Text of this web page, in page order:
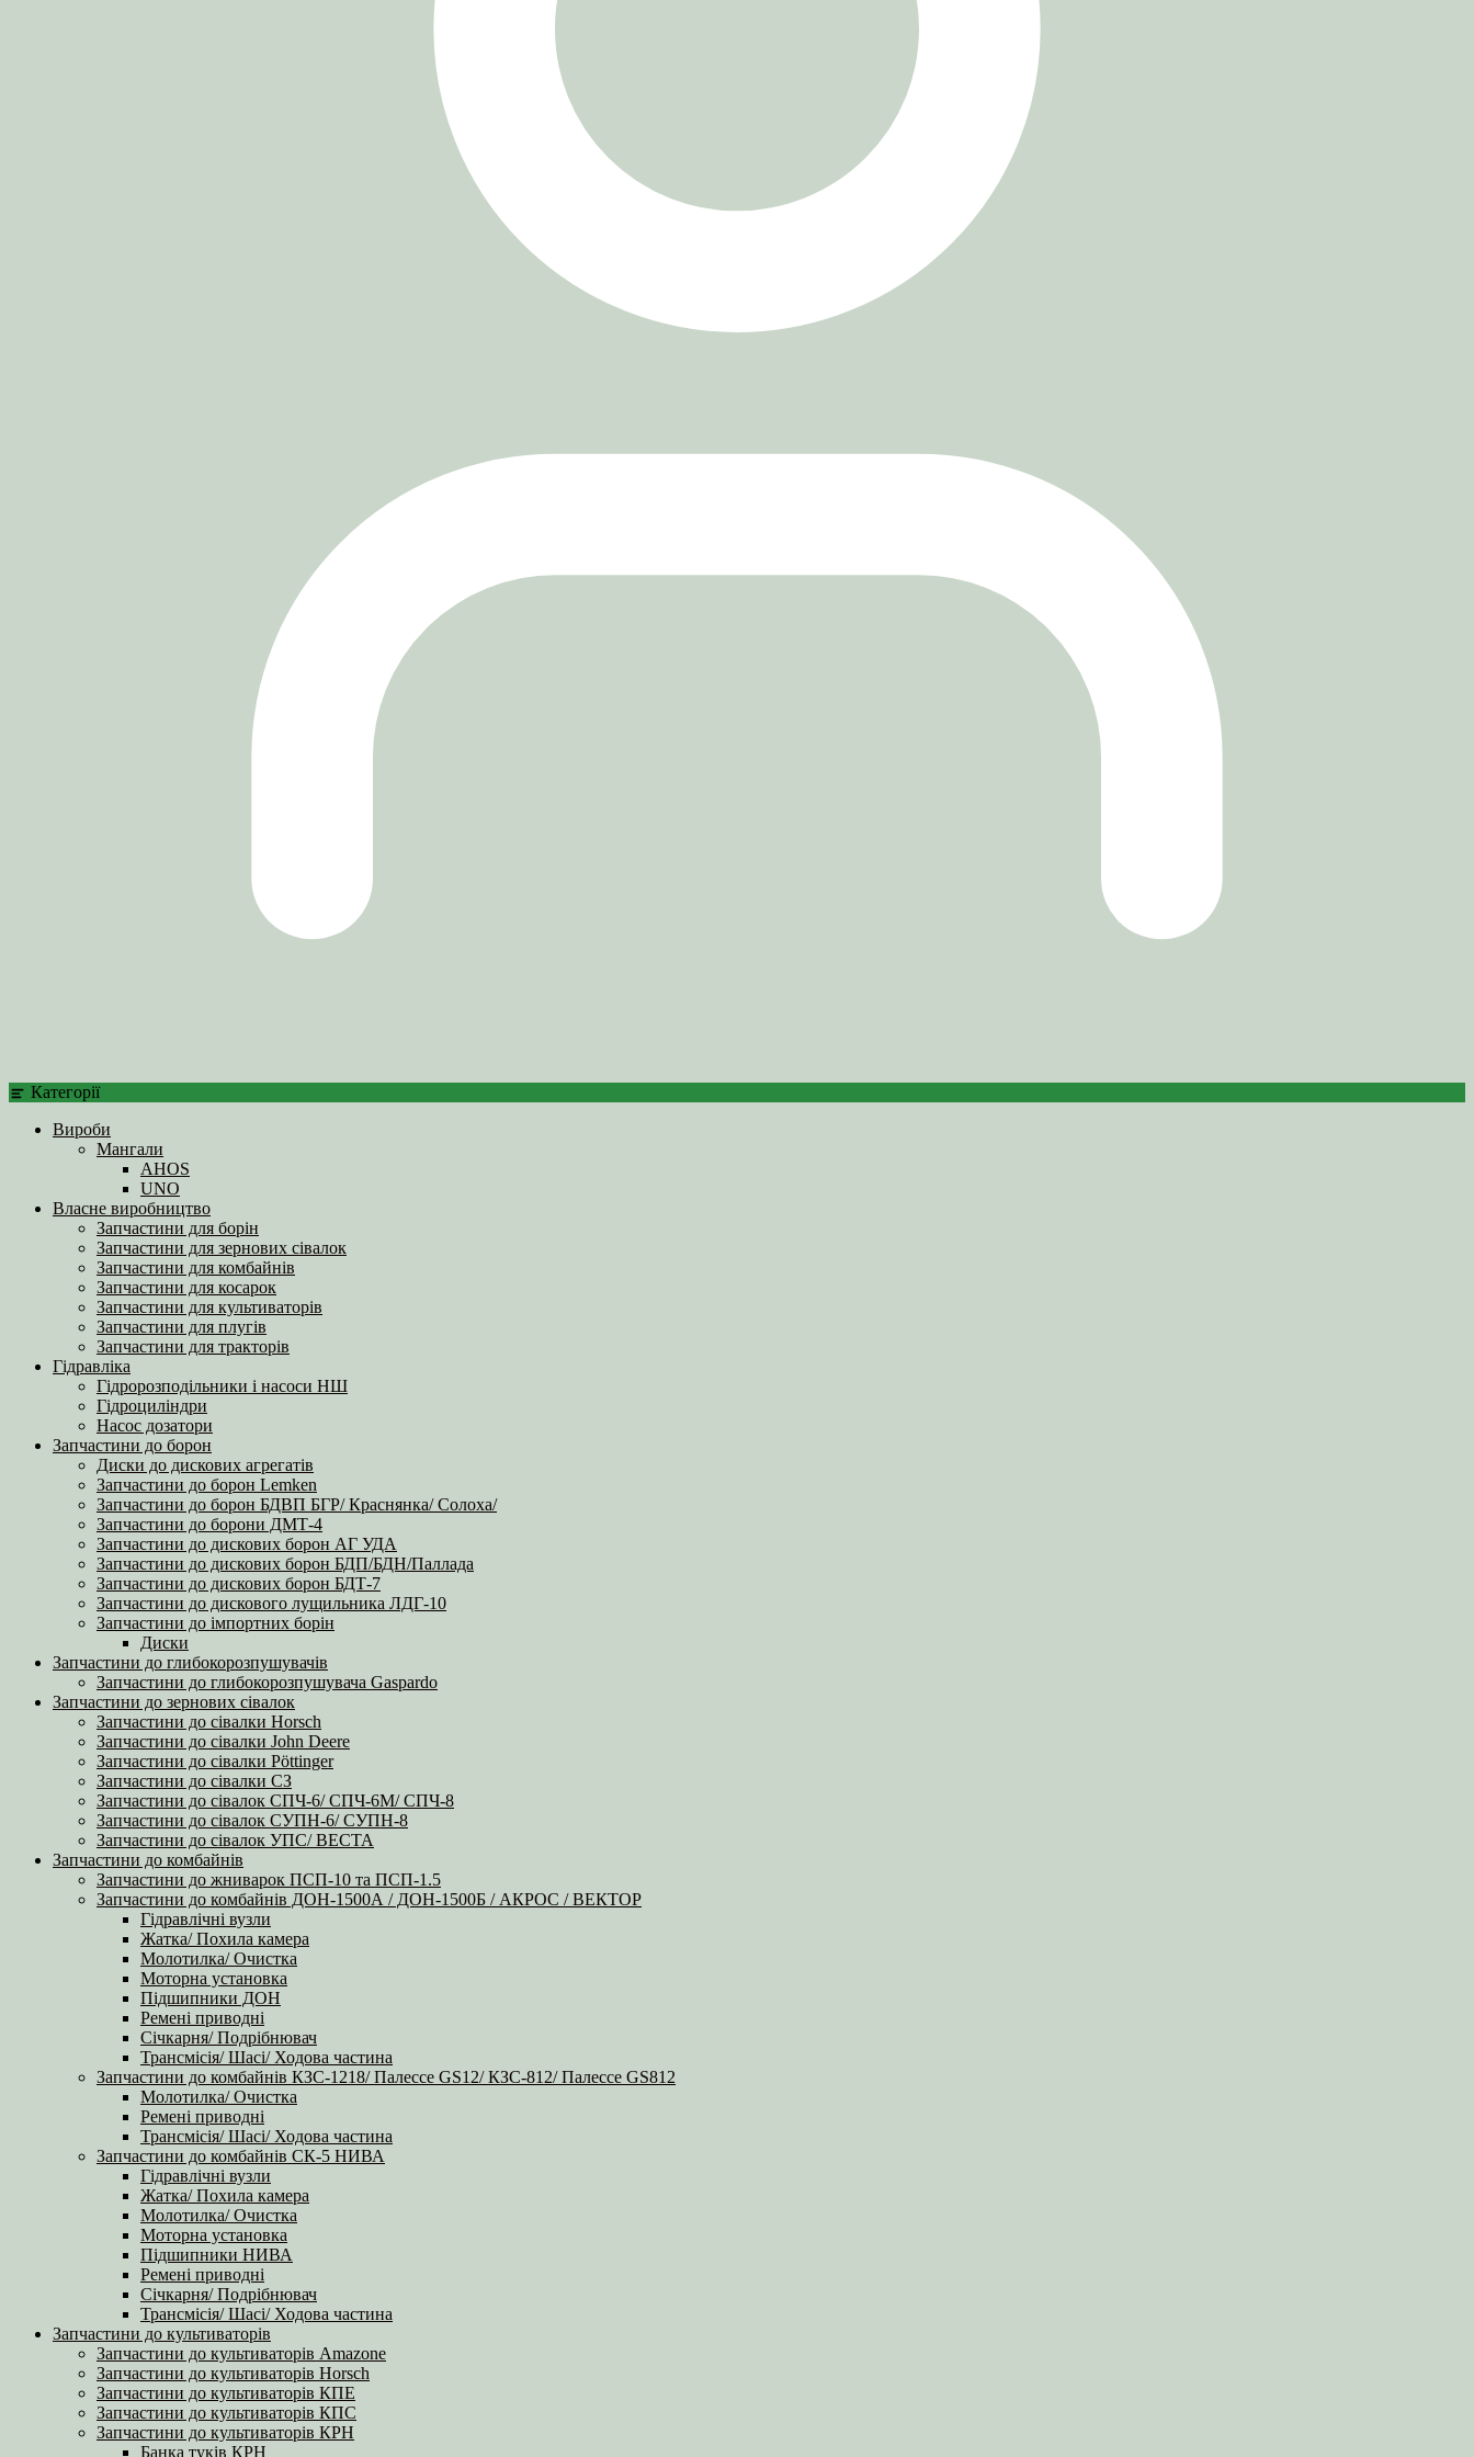
Категорії
Вироби
Мангали
AHOS
UNO
Власне виробництво
Запчастини для борін
Запчастини для зернових сівалок
Запчастини для комбайнів
Запчастини для косарок
Запчастини для культиваторів
Запчастини для плугів
Запчастини для тракторів
Гідравліка
Гідророзподільники і насоси НШ
Гідроциліндри
Насос дозатори
Запчастини до борон
Диски до дискових агрегатів
Запчастини до борон Lemken
Запчастини до борон БДВП БГР/ Краснянка/ Солоха/
Запчастини до борони ДМТ-4
Запчастини до дискових борон АГ УДА
Запчастини до дискових борон БДП/БДН/Паллада
Запчастини до дискових борон БДТ-7
Запчастини до дискового лущильника ЛДГ-10
Запчастини до імпортних борін
Диски
Запчастини до глибокорозпушувачів
Запчастини до глибокорозпушувача Gaspardo
Запчастини до зернових сівалок
Запчастини до сівалки Horsch
Запчастини до сівалки John Deere
Запчастини до сівалки Pöttinger
Запчастини до сівалки СЗ
Запчастини до сівалок СПЧ-6/ СПЧ-6М/ СПЧ-8
Запчастини до сівалок СУПН-6/ СУПН-8
Запчастини до сівалок УПС/ ВЕСТА
Запчастини до комбайнів
Запчастини до жниварок ПСП-10 та ПСП-1.5
Запчастини до комбайнів ДОН-1500А / ДОН-1500Б / АКРОС / ВЕКТОР
Гідравлічні вузли
Жатка/ Похила камера
Молотилка/ Очистка
Моторна установка
Підшипники ДОН
Ремені приводні
Січкарня/ Подрібнювач
Трансмісія/ Шасі/ Ходова частина
Запчастини до комбайнів КЗС-1218/ Палессе GS12/ КЗС-812/ Палессе GS812
Молотилка/ Очистка
Ремені приводні
Трансмісія/ Шасі/ Ходова частина
Запчастини до комбайнів СК-5 НИВА
Гідравлічні вузли
Жатка/ Похила камера
Молотилка/ Очистка
Моторна установка
Підшипники НИВА
Ремені приводні
Січкарня/ Подрібнювач
Трансмісія/ Шасі/ Ходова частина
Запчастини до культиваторів
Запчастини до культиваторів Amazone
Запчастини до культиваторів Horsch
Запчастини до культиваторів КПЕ
Запчастини до культиваторів КПС
Запчастини до культиваторів КРН
Банка туків КРН